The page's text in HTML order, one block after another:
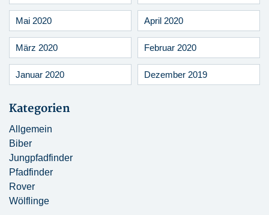
Mai 2020 April 2020
März 2020 Februar 2020
Januar 2020 Dezember 2019
Kategorien
Allgemein
Biber
Jungpfadfinder
Pfadfinder
Rover
Wölflinge